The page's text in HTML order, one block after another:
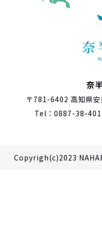
奈
〒781-6402 高知県安
Tel：0887-38-
Copyrigh(c)2023